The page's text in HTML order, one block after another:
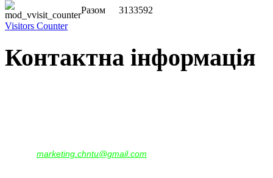
Разом
3133592
Visitors Counter
Контактна інформація
marketing.chntu@gmail.com